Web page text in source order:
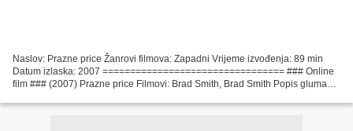
Naslov: Prazne price Žanrovi filmova: Zapadni Vrijeme izvođenja: 89 min
Datum izlaska: 2007 ================================= ### Online
film ### (2007) Prazne price Filmovi: Brad Smith, Brad Smith Popis glumaca: